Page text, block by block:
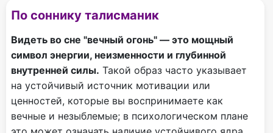
По соннику талисманик
Видеть во сне "вечный огонь" — это мощный
символ энергии, неизменности и глубинной
внутренней силы. Такой образ часто указывает
на устойчивый источник мотивации или
ценностей, которые вы воспринимаете как
вечные и незыблемые; в психологическом плане